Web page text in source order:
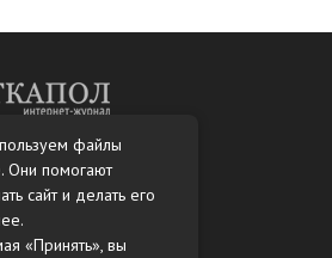
файлы
Они помогают
сайт и делать его
«Принять», вы